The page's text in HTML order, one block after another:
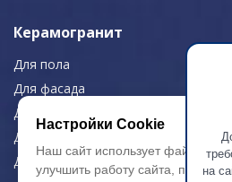
на
Керамогранит
Для пола
Для фасада
Для дома/офиса
Для МОП
Для улицы
Настройки Cookie
Наш сайт использует файлы
улучшить работу сайта,